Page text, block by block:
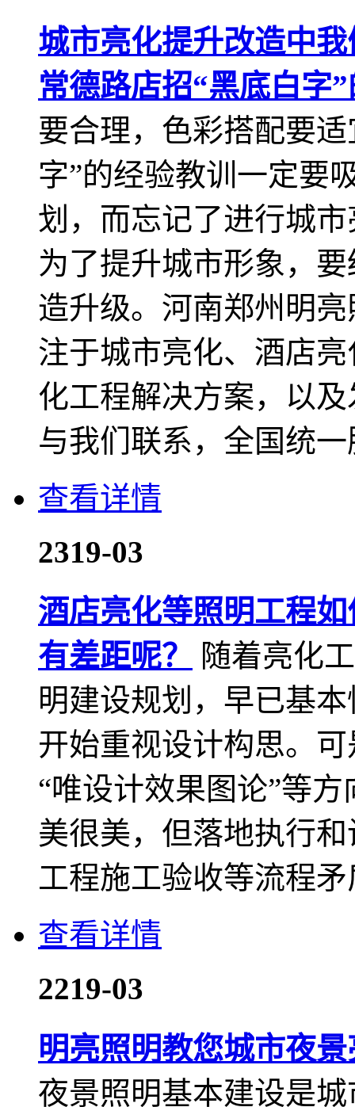
城市亮化提升改造中
常德路店招“黑底白字
要合理，色彩搭配要
字”的经验教训一定要
划，而忘记了进行城
为了提升城市形象，
造升级。河南郑州明
注于城市亮化、酒店
化工程解决方案，以
与我们联系，全国统
查看详情
2319-03
酒店亮化等照明工程
有差距呢？
随着亮化
明建设规划，早已基
开始重视设计构思。
“唯设计效果图论”等
美很美，但落地执行
工程施工验收等流程
查看详情
2219-03
明亮照明教您城市夜
夜景照明基本建设是